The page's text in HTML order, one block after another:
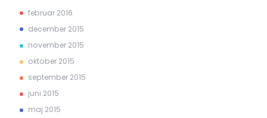
februar 2016
december 2015
november 2015
oktober 2015
september 2015
juni 2015
maj 2015